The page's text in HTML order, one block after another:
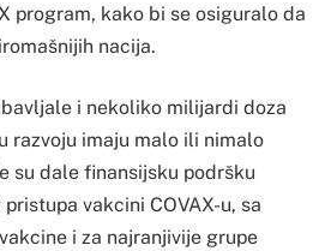
program, kako bi se osiguralo da
nacija.
i nekoliko milijardi doza
razvoju imaju malo ili nimalo
su dale finansijsku podršku
vakcini COVAX-u, sa
i za najranjivije grupe